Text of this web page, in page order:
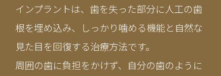
インプラントは、歯を失った部分に人工の歯
根を埋め込み、しっかり噛める機能と自然な
見た目を回復する治療方法です。
周囲の歯に負担をかけず、自分の歯のように